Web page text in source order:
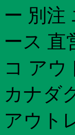
ー 別注
ース 直
コ ア
カナダ
アウト